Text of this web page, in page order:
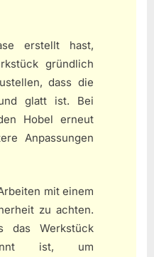
erstellt hast,
gründlich
dass die
glatt ist. Bei
Hobel erneut
Anpassungen
mit einem
zu achten.
das Werkstück
ist, um